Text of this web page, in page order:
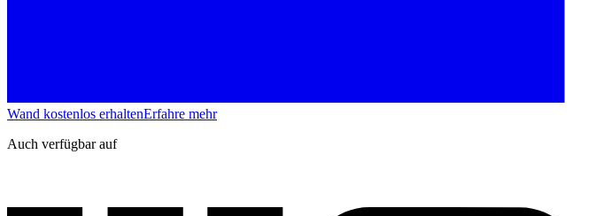
Wand kostenlos erhaltenErfahre mehr
Auch verfügbar auf